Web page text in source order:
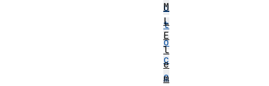
u
t
o
c
o
M
L
E
l
e
m